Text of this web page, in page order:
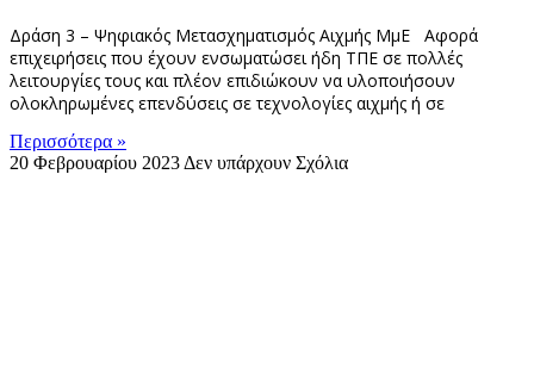
Δράση 3 – Ψηφιακός Μετασχηματισμός Αιχμής ΜμΕ Aφορά
επιχειρήσεις που έχουν ενσωματώσει ήδη ΤΠΕ σε πολλές
λειτουργίες τους και πλέον επιδιώκουν να υλοποιήσουν
ολοκληρωμένες επενδύσεις σε τεχνολογίες αιχμής ή σε
Περισσότερα »
20 Φεβρουαρίου 2023Δεν υπάρχουν Σχόλια